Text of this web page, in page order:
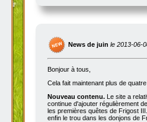
News de juin le 2013-06-
Bonjour à tous,
Cela fait maintenant plus de
Nouveau contenu. Le site a
continue d'ajouter régulièrement
les premières quêtes de Frigost
enfin le trou dans les donjons de